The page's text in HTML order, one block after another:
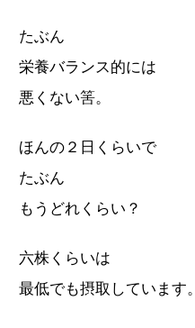
たぶん
栄養バランス的には
悪くない筈。
ほんの２日くらいで
たぶん
もうどれくらい？
六株くらいは
最低でも摂取しています。